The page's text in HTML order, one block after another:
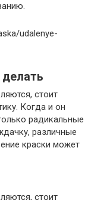
udalenye-
делать
стоит
Когда и он
радикальные
различные
краски может
стоит